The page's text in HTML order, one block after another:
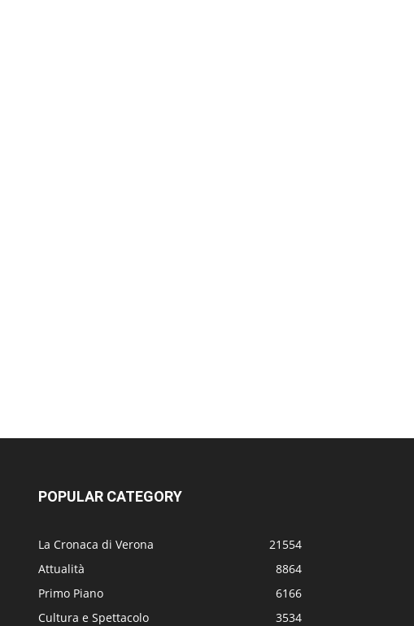
POPULAR CATEGORY
La Cronaca di Verona
21554
Attualità
8864
Primo Piano
6166
Cultura e Spettacolo
3534